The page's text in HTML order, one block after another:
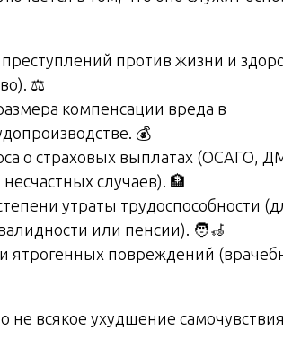
против жизни и
⚖️
компенсации вреда в
💰
о страховых выплатах (ОСАГО,
случаев). 🏦
утраты трудоспособности
или пенсии). 🧑‍🦽
ятрогенных повреждений
не всякое ухудшение самочувствия